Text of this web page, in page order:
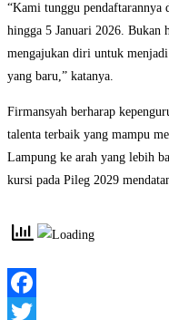
“Kami tunggu
hingga 5 Januari 2026. Bukan
mengajukan diri untuk
yang baru,” katanya.
Firmansyah berharap
talenta terbaik yang mampu
Lampung ke arah yang lebih
kursi pada Pileg 2029
Facebook